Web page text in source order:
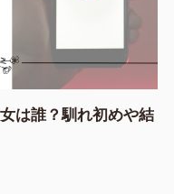
は誰？馴れ初めや結